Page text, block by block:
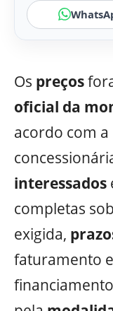
Os preços
oficial da
acordo com a
interessados
completas
exigida,
faturamento e